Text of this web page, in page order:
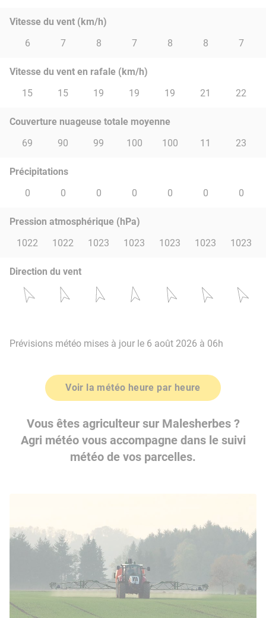
Vitesse du vent (km/h)
6
7 8 7 8 8 7
Vitesse du vent en rafale (km/h)
15
15 19 19 19 21 22
Couverture nuageuse totale moyenne
69
90 99 100 100 11 23
Précipitations
0
0 0 0 0 0 0
Pression atmosphérique (hPa)
1022
1022 1023 1023 1023 1023 1023
Direction du vent
Prévisions météo mises à jour le 6 août 2026 à 06h
Voir la météo heure par heure
Vous êtes agriculteur sur Malesherbes ?
Agri météo vous accompagne dans le suivi
météo de vos parcelles.